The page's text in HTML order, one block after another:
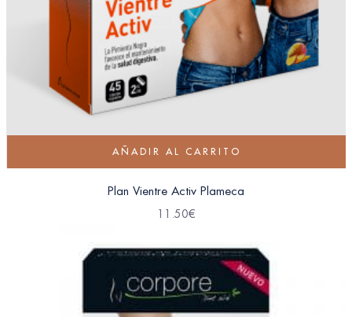
AÑADIR AL CARRITO
Plan Vientre Activ Plameca
11.50€